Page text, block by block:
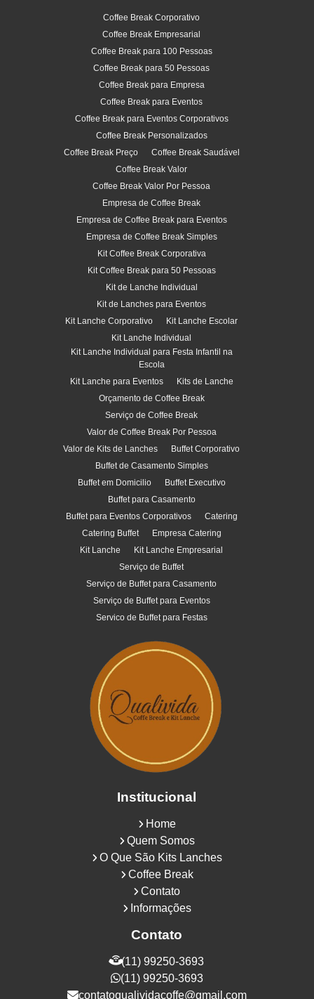
Coffee Break Corporativo
Coffee Break Empresarial
Coffee Break para 100 Pessoas
Coffee Break para 50 Pessoas
Coffee Break para Empresa
Coffee Break para Eventos
Coffee Break para Eventos Corporativos
Coffee Break Personalizados
Coffee Break Preço
Coffee Break Saudável
Coffee Break Valor
Coffee Break Valor Por Pessoa
Empresa de Coffee Break
Empresa de Coffee Break para Eventos
Empresa de Coffee Break Simples
Kit Coffee Break Corporativa
Kit Coffee Break para 50 Pessoas
Kit de Lanche Individual
Kit de Lanches para Eventos
Kit Lanche Corporativo
Kit Lanche Escolar
Kit Lanche Individual
Kit Lanche Individual para Festa Infantil na
Escola
Kit Lanche para Eventos
Kits de Lanche
Orçamento de Coffee Break
Serviço de Coffee Break
Valor de Coffee Break Por Pessoa
Valor de Kits de Lanches
Buffet Corporativo
Buffet de Casamento Simples
Buffet em Domicilio
Buffet Executivo
Buffet para Casamento
Buffet para Eventos Corporativos
Catering
Catering Buffet
Empresa Catering
Kit Lanche
Kit Lanche Empresarial
Serviço de Buffet
Serviço de Buffet para Casamento
Serviço de Buffet para Eventos
Servico de Buffet para Festas
Institucional
Home
Quem Somos
O Que São Kits Lanches
Coffee Break
Contato
Informações
Contato
(11) 99250-3693
(11) 99250-3693
contatoqualividacoffe@gmail.com